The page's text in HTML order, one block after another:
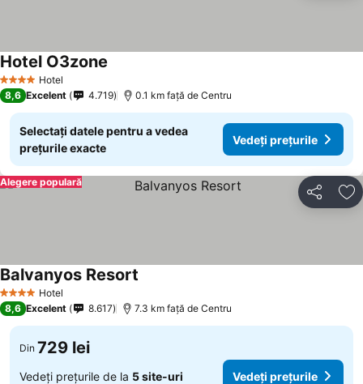
4 Stele Hotel
Hotel O3zone
8,6 Excelent 4.719 0.1 km faţă de Centru
Selectați datele pentru a vedea
prețurile exacte
Vedeți prețurile
Distribuiți
Alegere populară
4 Stele Hotel
Balvanyos Resort
8,6 Excelent 8.617 7.3 km faţă de Centru
Din 729 lei
Vedeți prețurile de la 5 site-uri Vedeți prețurile